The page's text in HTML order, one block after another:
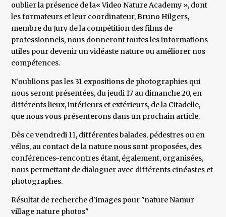
oublier la présence de la« Video Nature Academy », dont
les formateurs et leur coordinateur, Bruno Hilgers,
membre du Jury de la compétition des films de
professionnels, nous donneront toutes les informations
utiles pour devenir un vidéaste nature ou améliorer nos
compétences.
N’oublions pas les 31 expositions de photographies qui
nous seront présentées, du jeudi 17 au dimanche 20, en
différents lieux, intérieurs et extérieurs, de la Citadelle,
que nous vous présenterons dans un prochain article.
Dès ce vendredi 11, différentes balades, pédestres ou en
vélos, au contact de la nature nous sont proposées, des
conférences-rencontres étant, également, organisées,
nous permettant de dialoguer avec différents cinéastes et
photographes.
Résultat de recherche d'images pour "nature Namur
village nature photos"